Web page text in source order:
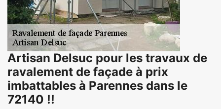
Artisan Delsuc pour les travaux de
ravalement de façade à prix
imbattables à Parennes dans le
72140 !!